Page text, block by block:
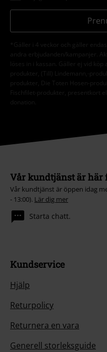
*Gäller i 4 veckor och gäller
andra erbjudanden/kampanjer.
löses in i kassan. Gäller ej vid köp
produkter, (Till) Lindemann,-
produkter, Die Toten Hosen-
Fischfilet-produkter, presentkort
donation.
Vår kundtjänst är här
Vår kundtjänst är öppen idag
- 13:00). Lär dig mer
Starta chatt.
Kundservice
Hjälp
Returpolicy
Returnera en vara
Generell storleksguide